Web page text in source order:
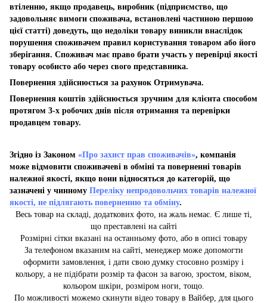
втіленню, якщо продавець, виробник (підприємство, що
задовольняє вимоги споживача, встановлені частиною першою
цієї статті) доведуть, що недоліки товару виникли внаслідок
порушення споживачем правил користування товаром або його
зберігання. Споживач має право брати участь у перевірці якості
товару особисто або через свого представника.
Повернення здійснюється за рахунок Отримувача.
Повернення коштів здійснюється зручним для клієнта способом
протягом 3-х робочих днів після отримання та перевірки
продавцем товару.
Згідно із Законом «Про захист прав споживачів», компанія
може відмовити споживачеві в обміні та поверненні товарів
належної якості, якщо вони відносяться до категорій, що
зазначені у чинному Переліку непродовольчих товарів належної
якості, не підлягають поверненню та обміну.
Весь товар на складі, додаткових фото, на жаль немає. Є лише ті,
що преставлені на сайті
Розмірні сітки вказані на останньому фото, або в описі товару
За телефоном вказаним на сайті, менеджер може допомогти
оформити замовлення, і дати свою думку стосовно розміру і
кольору, а не підібрати розмір та фасон за вагою, зростом, віком,
кольором шкіри, розміром ноги, тощо.
По можливості можемо скинути відео товару в Вайбер, для цього